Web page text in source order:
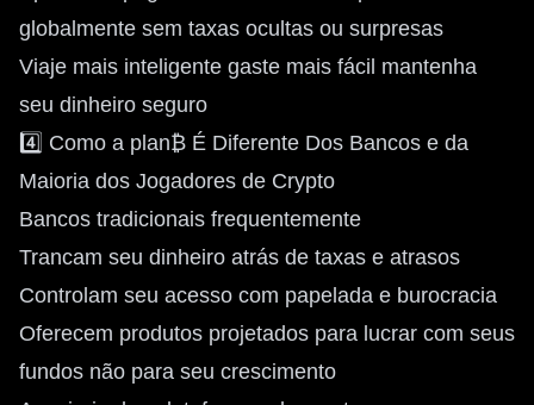
globalmente sem taxas ocultas ou surpresas
Viaje mais inteligente gaste mais fácil mantenha
seu dinheiro seguro
4️⃣ Como a plan₿ É Diferente Dos Bancos e da
Maioria dos Jogadores de Crypto
Bancos tradicionais frequentemente
Trancam seu dinheiro atrás de taxas e atrasos
Controlam seu acesso com papelada e burocracia
Oferecem produtos projetados para lucrar com seus
fundos não para seu crescimento